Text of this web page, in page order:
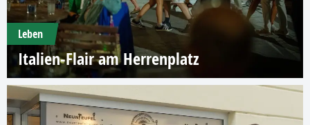
Leben
Italien-Flair am Herrenplatz